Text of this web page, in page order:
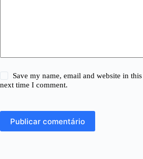
Save my name, email and website in
next time I comment.
Publicar comentário